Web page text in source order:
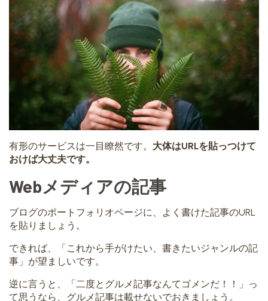
有形のサービスは一目瞭然です。 大体はURLを貼っつけて
おけば大丈夫です。
Webメディアの記事
ブログのポートフォリオページに、よく書けた記事のURL
を貼りましょう。
できれば、「これから手がけたい、書きたいジャンルの記
事」が望ましいです。
逆に言うと、「二度とグルメ記事なんてゴメンだ！！」っ
て思うなら、グルメ記事は載せないでおきましょう。